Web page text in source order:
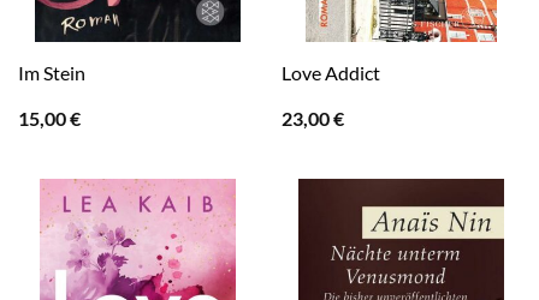
Im Stein
15,00€
Love Addict
23,00€